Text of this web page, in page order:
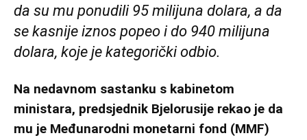
da su mu ponudili 95 milijuna dolara, a da
se kasnije iznos popeo i do 940 milijuna
dolara, koje je kategorički odbio.
Na nedavnom sastanku s kabinetom
ministara, predsjednik Bjelorusije rekao je da
mu je Međunarodni monetarni fond (MMF)